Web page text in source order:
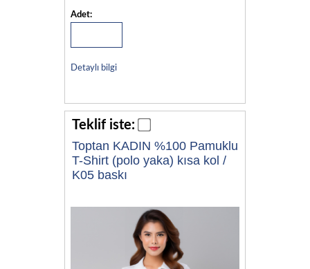
Adet:
Detaylı bilgi
Teklif iste:
Toptan KADIN %100 Pamuklu
T-Shirt (polo yaka) kısa kol /
K05 baskı